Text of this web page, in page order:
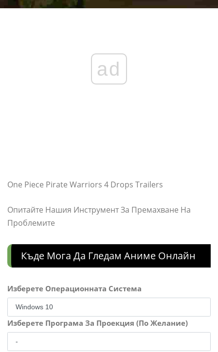
ad
One Piece Pirate Warriors 4 Drops Trailers
Опитайте Нашия Инструмент За Премахване На
Проблемите
Къде Мога Да Гледам Аниме Онлайн
Изберете Операционната Система
Изберете Програма За Проекция (По Желание)